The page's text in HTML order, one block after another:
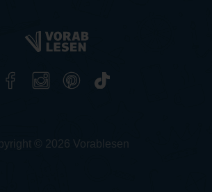
© 2026 Vorablesen